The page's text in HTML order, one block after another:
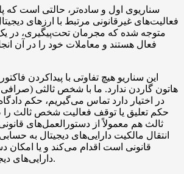
سناریوی اول و ساده‌تر، حالتی است که
فعالیت‌های غیرقانونی مرتبط با ارزهای
متوجه شده که مجرمان تحت‌پیگیری، در
فعال هستند و معاملات خود را در آن
این سناریو هیچ تفاوتی با پیداکردن
هاتون گاردن ندارد. ما با شخص ثالثی (صرافی
در اختیار دارد تماس می‌گیریم، حکم
حکم تعلیق یا توقف فعالیت شخص ثالث
ثالث هم معمولاً از دستورالعمل‌های
انتقال مالکیت دارایی‌های دیجیتال به
قانونی است اقدام می‌کند و یا امکان
دارایی‌های دیجیتال را فراهم می‌کند.